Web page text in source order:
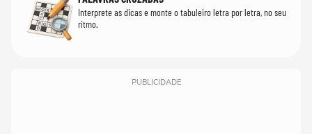
Interprete as dicas e monte o tabuleiro letra por letra, no seu
ritmo.
PUBLICIDADE